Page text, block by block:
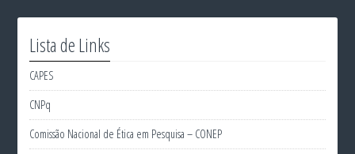
Lista de Links
CAPES
CNPq
Comissão Nacional de Ética em Pesquisa – CONEP